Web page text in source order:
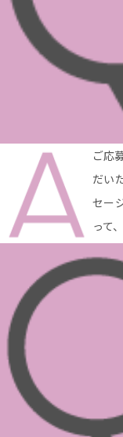
ご応
だい
セー
って